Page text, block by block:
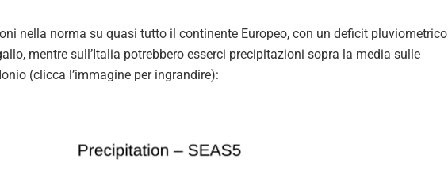
nella norma su quasi tutto il continente Europeo, con un deficit pluviometrico
mentre sull’Italia potrebbero esserci precipitazioni sopra la media sulle
(clicca l’immagine per ingrandire):